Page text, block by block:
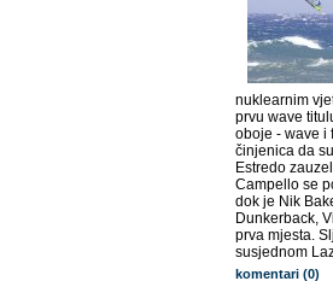
nuklearnim
prvu wave
oboje - wave i
činjenica da
Estredo
Campello se
dok je Nik
Dunkerback,
prva mjesta.
susjednom
komentari (0)